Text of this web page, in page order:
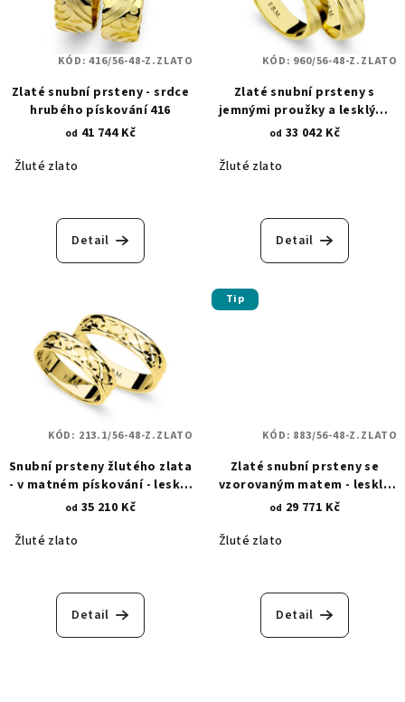
Zlaté snubní prsteny - srdce
hrubého pískování 416
od 41 744 Kč
Žluté zlato
Detail
KÓD:416/56-48-Z.ZLATO
Zlaté snubní prsteny s
jemnými proužky a lesklými
detaily 960
od 33 042 Kč
Žluté zlato
Detail
KÓD: 960/56-48-Z.ZLATO
Snubní prsteny žlutého zlata
- v matném pískování - lesklé
linie nekonečna 213.1
od 35 210 Kč
Žluté zlato
Detail
KÓD: 213.1/56-48-Z.ZLATO
Tip
Zlaté snubní prsteny se
vzorovaným matem - lesklá
úprava diamantovým hrotem
od 29 771 Kč
Žluté zlato
Detail
KÓD: 883/56-48-Z.ZLATO